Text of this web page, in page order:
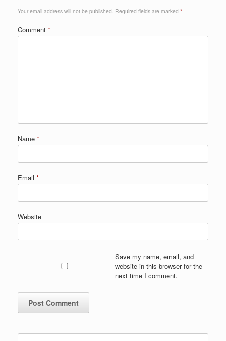
Your email address will not be published. Required fields are marked *
Comment *
Name *
Email *
Website
Save my name, email, and
website in this browser for the
next time I comment.
Search